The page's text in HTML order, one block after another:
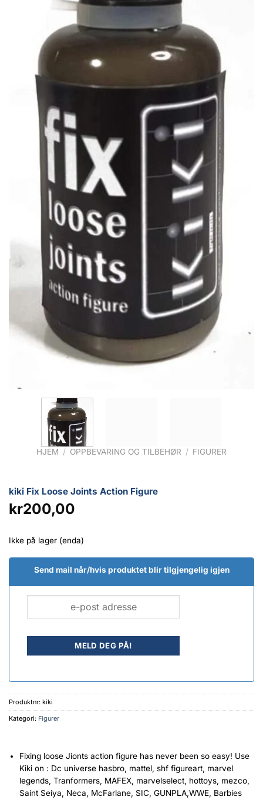
HJEM / OPPBEVARING OG TILBEHØR / FIGURER
kiki Fix Loose Joints Action Figure
kr200,00
Ikke på lager (enda)
Send mail når/hvis produktet blir tilgjengelig igjen
Produktnr: kiki
Kategori: Figurer
Fixing loose Jionts action figure has never been so easy! Use
Kiki on : Dc universe hasbro, mattel, shf figureart, marvel
legends, Tranformers, MAFEX, marvelselect, hottoys, mezco,
Saint Seiya, Neca, McFarlane, SIC, GUNPLA,WWE, Barbies